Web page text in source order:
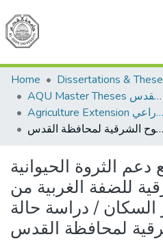
Communities
All of
Home
AQU Master Theses الرسائل الجامعية الخاصة بجامعة القدس
Agriculture Extension الإرشاد الزراعي
تقييم أثر مشاريع دعم الثروة الحيوانية في السفوح الشرقية للضفة الغربية من وجهة نظر السكان / دراسة حالة السفوح الشرقية لمحافظة القدس
دعم الثروة الحيوانية
للضفة الغربية من
/ دراسة حالة
لمحافظة القدس